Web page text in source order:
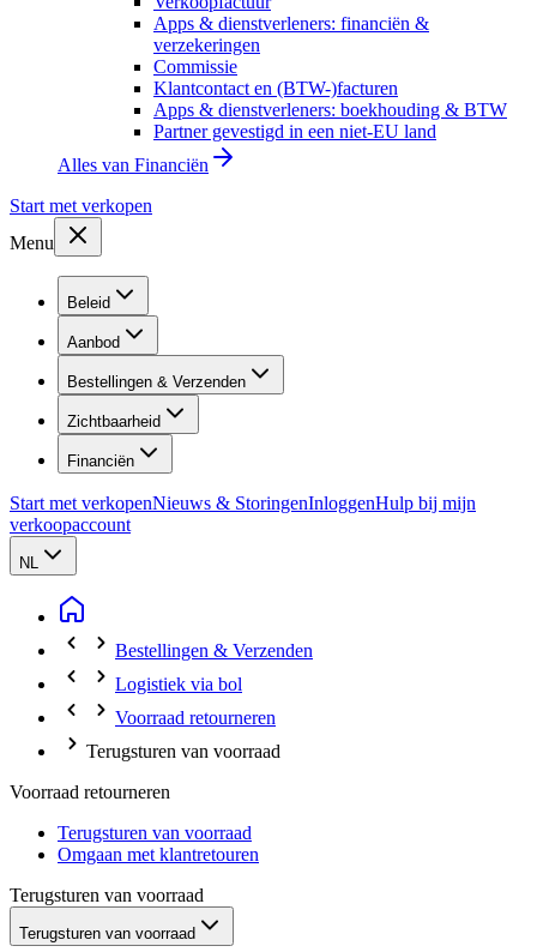
Apps & dienstverleners: financiën &
verzekeringen
Commissie
Klantcontact en (BTW-)facturen
Apps & dienstverleners: boekhouding & BTW
Partner gevestigd in een niet-EU land
Alles van Financiën
Start met verkopen
Menu
Beleid
Aanbod
Bestellingen & Verzenden
Zichtbaarheid
Financiën
Start met verkopenNieuws & StoringenInloggenHulp bij mijn
verkoopaccount
NL
Bestellingen & Verzenden
Logistiek via bol
Voorraad retourneren
Terugsturen van voorraad
Voorraad retourneren
Terugsturen van voorraad
Omgaan met klantretouren
Terugsturen van voorraad
Terugsturen van voorraad